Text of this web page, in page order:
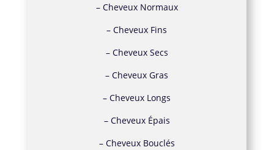
– Cheveux Normaux
–Cheveux Fins
– Cheveux Secs
–Cheveux Gras
–Cheveux Longs
– Cheveux Épais
– Cheveux Bouclés